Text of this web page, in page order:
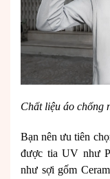
Chất liệu áo chống
Bạn nên ưu tiên
được tia UV như
như sợi gốm